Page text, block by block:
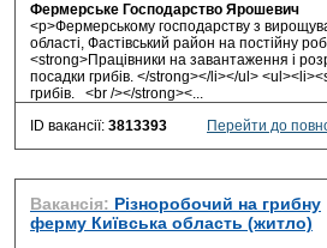
Фермерське Господарство Ярошевич
<p>Фермерському господарству з
області, Фастівський район на постійну
<strong>Працівники на завантаження і
посадки грибів. </strong></li></ul>
грибів. <br /></strong><...
ID вакансії: 3813393 Перейти до
Вакансія: Різноробочий на грибну
ферму Київська область (житло)